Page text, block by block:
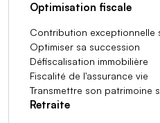
Optimisation fiscale
Contribution exceptionnelle
Optimiser sa succession
Défiscalisation immobilière
Fiscalité de l'assurance vie
Transmettre son patrimoine
Retraite